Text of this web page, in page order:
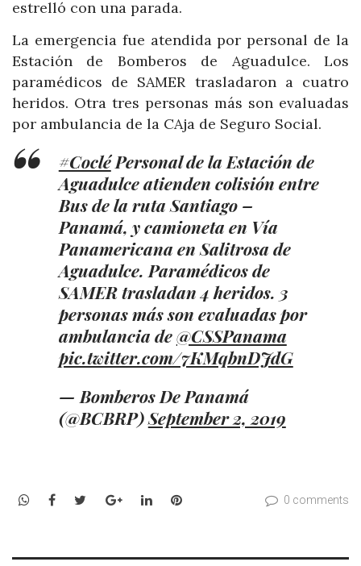
estrelló con una parada.
La emergencia fue atendida por personal de la
Estación de Bomberos de Aguadulce. Los
paramédicos de SAMER trasladaron a cuatro
heridos. Otra tres personas más son evaluadas
por ambulancia de la CAja de Seguro Social.
#CocléPersonal de la Estación de
Aguadulce atienden colisión entre
Bus de la ruta Santiago –
Panamá, y camioneta en Vía
Panamericana en Salitrosa de
Aguadulce. Paramédicos de
SAMER trasladan 4 heridos. 3
personas más son evaluadas por
ambulancia de@CSSPanama
pic.twitter.com/7KMqbnDJdG
— Bomberos De Panamá
(@BCBRP)September 2, 2019
WhatsApp
Facebook
TwitterGoogle+LinkedInPinterest 0 comments